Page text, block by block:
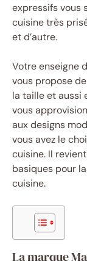
expressifs vous
cuisine très
et d’autre.
Votre enseigne
vous propose
la taille et aussi
vous
aux designs
vous avez le
cuisine. Il
basiques pour
cuisine.
La marque